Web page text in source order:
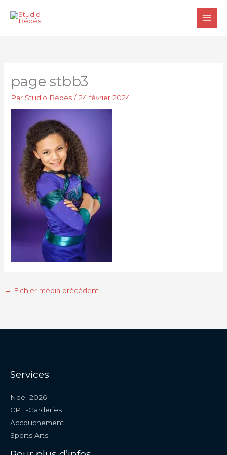
page stbb3
Par Studio Bébés/24 février 2024
← Fichier média précédent
Services
Noel-2026
CPE-Garderies
Accouchement
Sports Arts